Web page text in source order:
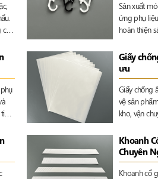
Sản xuất
ứng phụ
hoàn thiện
nghiệp
Giấy
ưu
Giấy chống
vệ sản
kho, vận
chống ẩm
Khoanh
Chuyên
Khoanh cổ